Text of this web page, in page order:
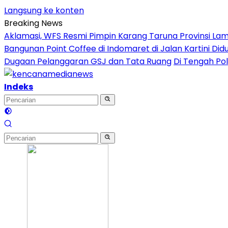
Langsung ke konten
Breaking News
Aklamasi, WFS Resmi Pimpin Karang Taruna Provinsi
Bangunan Point Coffee di Indomaret di Jalan Kartini
Dugaan Pelanggaran GSJ dan Tata Ruang Di Tengah
Indeks